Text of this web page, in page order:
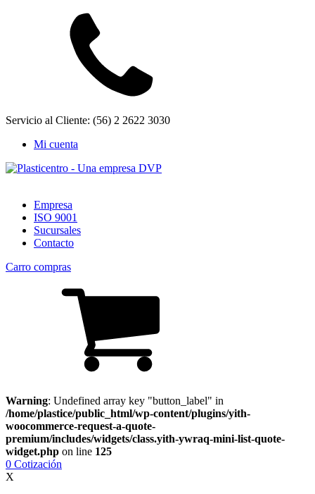
Servicio al Cliente: (56) 2 2622 3030
Mi cuenta
Empresa
ISO 9001
Sucursales
Contacto
Carro compras
Warning: Undefined array key "button_label" in
/home/plastice/public_html/wp-content/plugins/yith-
woocommerce-request-a-quote-
premium/includes/widgets/class.yith-ywraq-mini-list-quote-
widget.php on line 125
0 Cotización
X